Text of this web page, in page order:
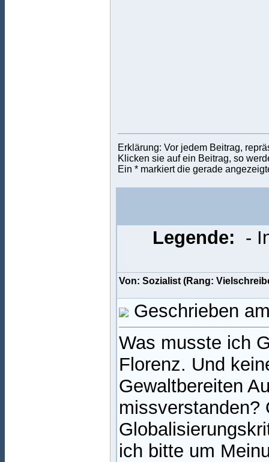
Erklärung: Vor jedem Beitrag,
Klicken sie auf ein Beitrag, so
Ein * markiert die gerade
Legende: -
Von: Sozialist (Rang:
Geschrieben
Was musste ich
Florenz. Und
Gewaltbereiten
missverstanden?
ich bitte um